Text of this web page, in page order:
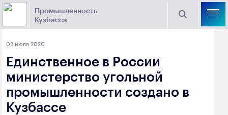
Промышленность
Кузбасса
Поиск
Торговая площадка Кузбасса
Выберите отрасль
Угольная промышленность
Предприятия
02 июля 2020
Единственное в России
министерство угольной
промышленности создано в
Кузбассе